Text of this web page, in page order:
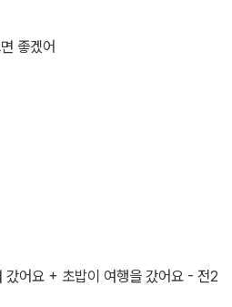
좋겠어
갔어요 + 초밥이 여행을 갔어요 - 전2